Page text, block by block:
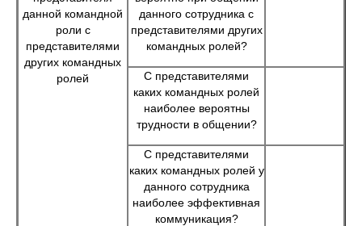
данной командной
роли с
представителями
других командных
ролей
данного сотрудника с
представителями других
командных ролей?
С представителями
каких командных ролей
наиболее вероятны
трудности в общении?
С представителями
каких командных ролей у
данного сотрудника
наиболее эффективная
коммуникация?